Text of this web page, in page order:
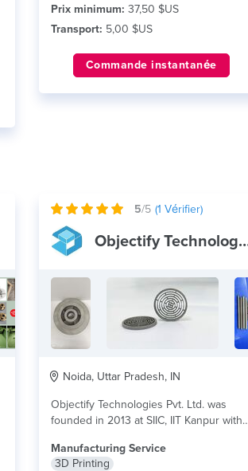
Prix minimum: 37,50 $US
Transport: 5,00 $US
Commande instantanée
5/5 (1 Vérifier)
Objectify
Noida, Uttar Pradesh, IN
Objectify Technologies Pvt. Ltd. was
founded in 2013 at SIIC, IIT Kanpur with
Manufacturing Service
3D Printing